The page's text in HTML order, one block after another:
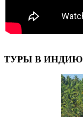
ТУРЫ В ИНДИЮ